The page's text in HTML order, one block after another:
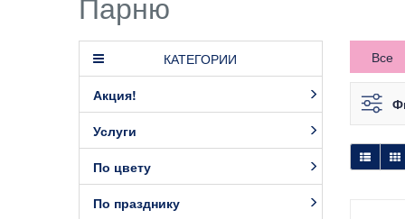
КАТЕГОРИИ
Акция!
Услуги
По цвету
По празднику
Все